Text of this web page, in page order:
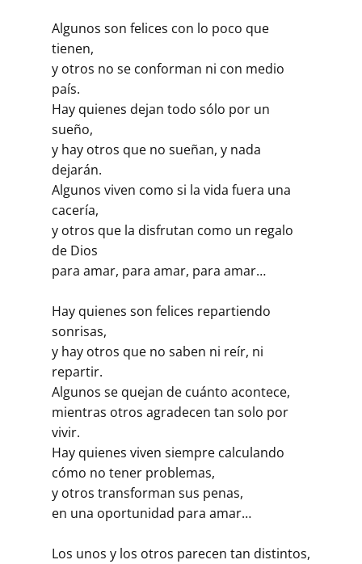
Algunos son felices con lo poco que
tienen,
y otros no se conforman ni con medio
país.
Hay quienes dejan todo sólo por un
sueño,
y hay otros que no sueñan, y nada
dejarán.
Algunos viven como si la vida fuera una
cacería,
y otros que la disfrutan como un regalo
de Dios
para amar, para amar, para amar…
Hay quienes son felices repartiendo
sonrisas,
y hay otros que no saben ni reír, ni
repartir.
Algunos se quejan de cuánto acontece,
mientras otros agradecen tan solo por
vivir.
Hay quienes viven siempre calculando
cómo no tener problemas,
y otros transforman sus penas,
en una oportunidad para amar…
Los unos y los otros parecen tan distintos,